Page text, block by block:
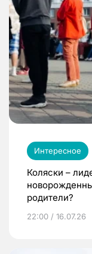
Интересное
Коляски –
родители?
22:00 / 16.07.26